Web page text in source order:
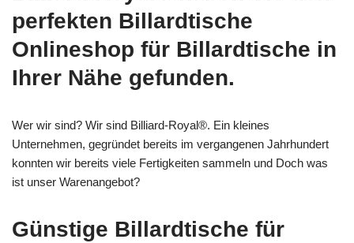
perfekten Billardtische
Onlineshop für Billardtische in
Ihrer Nähe gefunden.
Wer wir sind? Wir sind Billiard-Royal®. Ein kleines
Unternehmen, gegründet bereits im vergangenen Jahrhundert
konnten wir bereits viele Fertigkeiten sammeln und Doch was
ist unser Warenangebot?
Günstige Billardtische für